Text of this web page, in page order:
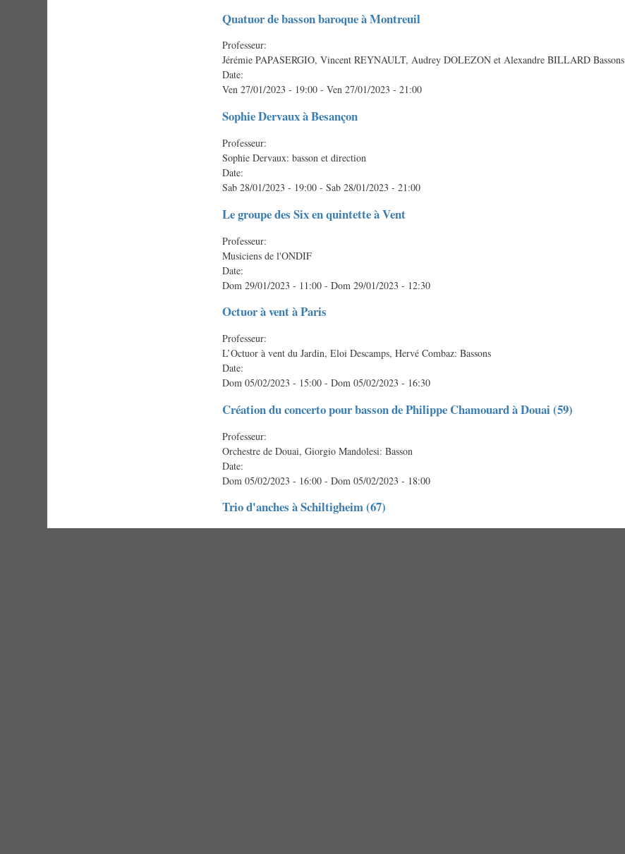
Quatuor de basson baroque à Montreuil
Professeur:
Jérémie PAPASERGIO, Vincent REYNAULT, Audrey DOLEZON et Alexandre BILLARD Bassons
Date:
Ven 27/01/2023 - 19:00 -Ven 27/01/2023 - 21:00
Sophie Dervaux à Besançon
Professeur:
Sophie Dervaux: basson et direction
Date:
Sab 28/01/2023 - 19:00 -Sab 28/01/2023 - 21:00
Le groupe des Six en quintette à Vent
Professeur:
Musiciens de l'ONDIF
Date:
Dom 29/01/2023 - 11:00 -Dom 29/01/2023 - 12:30
Octuor à vent à Paris
Professeur:
L’Octuor à vent du Jardin, Eloi Descamps, Hervé Combaz: Bassons
Date:
Dom 05/02/2023 - 15:00 -Dom 05/02/2023 - 16:30
Création du concerto pour basson de Philippe Chamouard à Douai (59)
Professeur:
Orchestre de Douai, Giorgio Mandolesi: Basson
Date:
Dom 05/02/2023 - 16:00 -Dom 05/02/2023 - 18:00
Trio d'anches à Schiltigheim (67)